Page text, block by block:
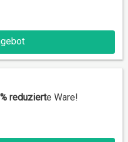
reduzierte Ware!